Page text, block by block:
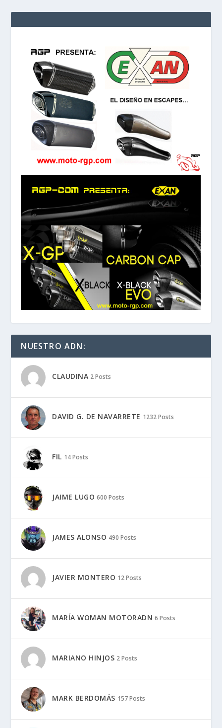
NUESTRO ADN:
CLAUDINA 2 Posts
DAVID G. DE NAVARRETE 1232 Posts
FIL 14 Posts
JAIME LUGO 600 Posts
JAMES ALONSO 490 Posts
JAVIER MONTERO 12 Posts
MARÍA WOMAN MOTORADN 6 Posts
MARIANO HINJOS 2 Posts
MARK BERDOMÁS 157 Posts